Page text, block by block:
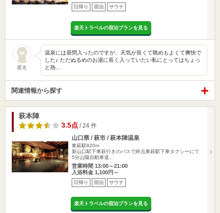
日帰り 宿泊 サウナ
楽天トラベルの宿泊プランを見る
匿名
温泉には昼間入ったのですが、天気が良くて眺めもよくて爽快で
した♪ ただぬるめのお湯に長く入っていたい私にとってはちょっ
と熱…
関連情報から探す
萩本陣
3.5点 / 24 件
山口県 / 萩市 / 萩本陣温泉
東萩駅820m
新山口駅下車萩行きのバスで終点東萩駅下車タクシーにて
5分山陽自動車道…
営業時間 13:00～21:00
入浴料金 1,100円～
日帰り 宿泊 サウナ
楽天トラベルの宿泊プランを見る